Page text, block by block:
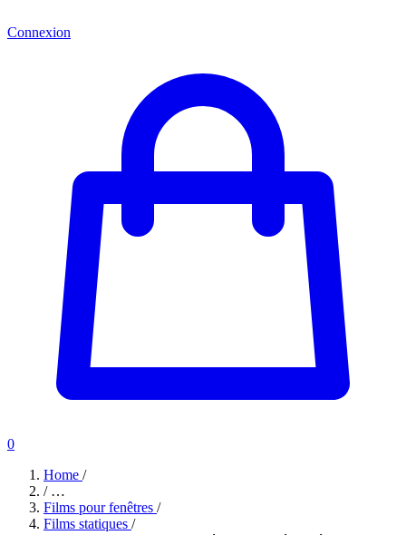
Connexion
0
Home /
/ …
Films pour fenêtres /
Films statiques /